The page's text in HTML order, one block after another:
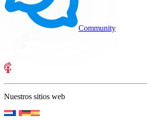
Community
Nuestros sitios web